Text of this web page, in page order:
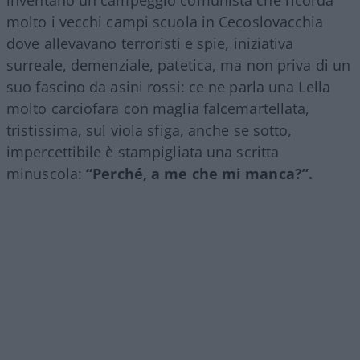
molto i vecchi campi scuola in Cecoslovacchia
dove allevavano terroristi e spie, iniziativa
surreale, demenziale, patetica, ma non priva di un
suo fascino da asini rossi: ce ne parla una Lella
molto carciofara con maglia falcemartellata,
tristissima, sul viola sfiga, anche se sotto,
impercettibile è stampigliata una scritta
minuscola: “Perché, a me che mi manca?”.